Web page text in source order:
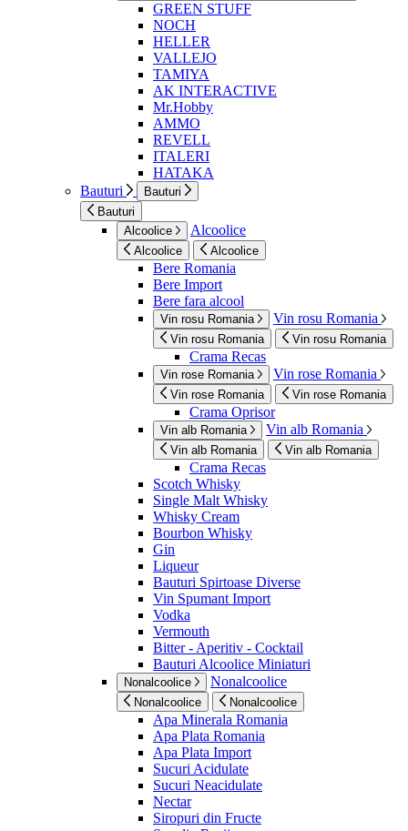
GREEN STUFF
NOCH
HELLER
VALLEJO
TAMIYA
AK INTERACTIVE
Mr.Hobby
AMMO
REVELL
ITALERI
HATAKA
Bauturi
Bauturi
Bauturi
Alcoolice
Alcoolice
Alcoolice Alcoolice
Bere Romania
Bere Import
Bere fara alcool
Vin rosu Romania Vin rosu Romania
Vin rosu Romania Vin rosu Romania
Crama Recas
Vin rose Romania Vin rose Romania
Vin rose Romania Vin rose Romania
Crama Oprisor
Vin alb Romania Vin alb Romania
Vin alb Romania Vin alb Romania
Crama Recas
Scotch Whisky
Single Malt Whisky
Whisky Cream
Bourbon Whisky
Gin
Liqueur
Bauturi Spirtoase Diverse
Vin Spumant Import
Vodka
Vermouth
Bitter - Aperitiv - Cocktail
Bauturi Alcoolice Miniaturi
Nonalcoolice Nonalcoolice
Nonalcoolice Nonalcoolice
Apa Minerala Romania
Apa Plata Romania
Apa Plata Import
Sucuri Acidulate
Sucuri Neacidulate
Nectar
Siropuri din Fructe